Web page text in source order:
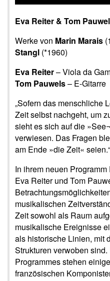
Eva Reiter & Tom
Werke von Marin Marais
Stangl (*1960)
Eva Reiter– Viola da
Tom Pauwels– E-Gitarre
„Sofern das menschliche
Zeit selbst nachgeht, um
sieht es sich auf die
verwiesen. Das Fragen
am Ende »die Zeit«
In ihrem neuen
Eva Reiter und Tom
musikalischen
Zeit sowohl als Raum
musikalische Ereignisse
als historische Linien, mit
Strukturen verwoben
Programmes stehen
französischen